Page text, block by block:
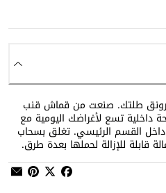
رونق طلتك. صنعت من قماش قنب
داخلية تسع لأغراضك اليومية مع
القسم الرئيسي. تغلق بسحاب
قابلة للإزالة لحملها بعدة طرق.